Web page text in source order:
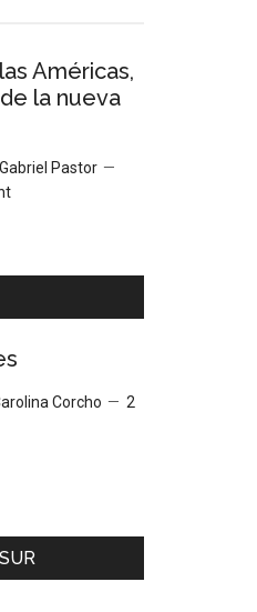
Américas,
la nueva
Gabriel Pastor
Corcho
2